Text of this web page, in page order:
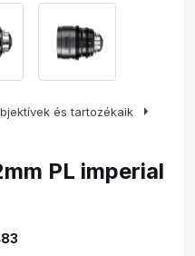
és tartozékaik arrow_right
PL imperial